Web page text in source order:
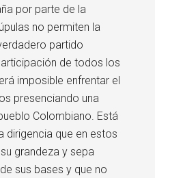
por parte de la
no permiten la
partido
de todos los
imposible enfrentar el
presenciando una
Colombiano. Está
dirigencia que en estos
grandeza y sepa
sus bases y que no